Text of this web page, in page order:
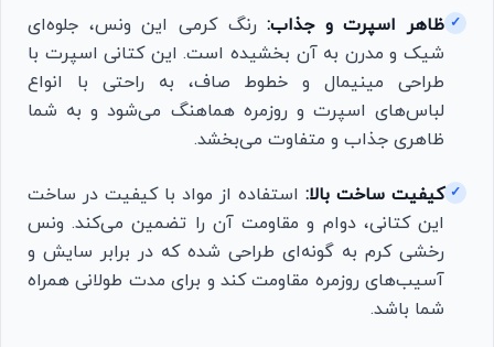
✓ ظاهر اسپرت و جذاب:رنگ کرمی این ونس، جلوه‌ای
شیک و مدرن به آن بخشیده است. این کتانی اسپرت با
طراحی مینیمال و خطوط صاف، به راحتی با انواع
لباس‌های اسپرت و روزمره هماهنگ می‌شود و به شما
ظاهری جذاب و متفاوت می‌بخشد.
✓ کیفیت ساخت بالا: استفاده از مواد با کیفیت در ساخت
این کتانی، دوام و مقاومت آن را تضمین می‌کند. ونس
رخشی کرم به گونه‌ای طراحی شده که در برابر سایش و
آسیب‌های روزمره مقاومت کند و برای مدت طولانی همراه
شما باشد.